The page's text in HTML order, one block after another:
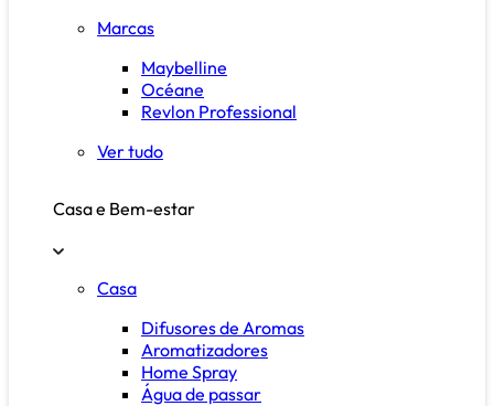
Marcas
Maybelline
Océane
Revlon Professional
Ver tudo
Casa e Bem-estar
Casa
Difusores de Aromas
Aromatizadores
Home Spray
Água de passar